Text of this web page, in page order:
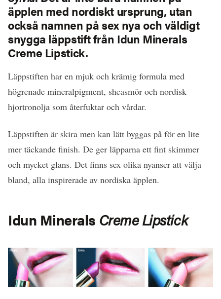
äpplen med nordiskt ursprung, utan
också namnen på sex nya och väldigt
snygga läppstift från Idun Minerals
Creme Lipstick.
Läppstiften har en mjuk och krämig formula med
högrenade mineralpigment, sheasmör och nordisk
hjortronolja som återfuktar och vårdar.
Läppstiften är skira men kan lätt byggas på för en lite
mer täckande finish. De ger läpparna ett fint skimmer
och mycket glans. Det finns sex olika nyanser att välja
bland, alla inspirerade av nordiska äpplen.
Idun Minerals Creme Lipstick